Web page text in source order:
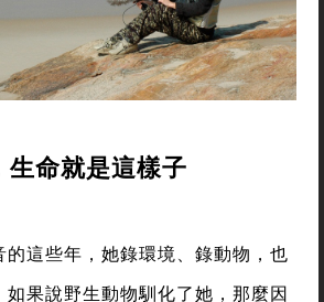
生命就是這樣子
的這些年，她錄環境、錄動物，也
果說野生動物馴化了她，那麼因